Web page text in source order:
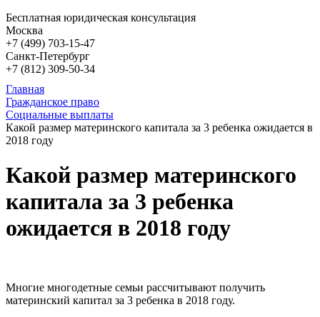
Бесплатная юридическая консультация
Москва
+7 (499) 703-15-47
Санкт-Петербург
+7 (812) 309-50-34
Главная
Гражданское право
Социальные выплаты
Какой размер материнского капитала за 3 ребенка ожидается в
2018 году
Какой размер материнского
капитала за 3 ребенка
ожидается в 2018 году
Многие многодетные семьи рассчитывают получить
материнский капитал за 3 ребенка в 2018 году.